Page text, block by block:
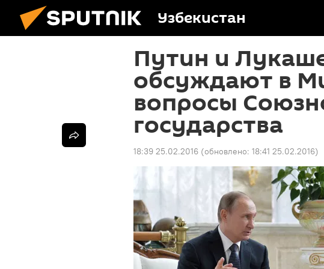
Узбекистан
Путин и
обсуждают в
вопросы
государства
18:39 25.02.2016 (обновлено: 18:41 25.02.2016)